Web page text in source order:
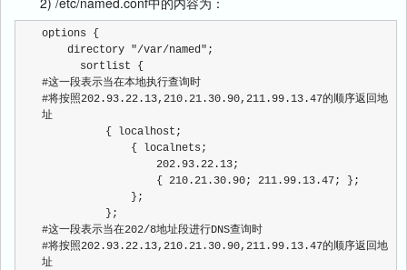
options {
    directory "/var/named";
      sortlist {
#这一段表示当在本地执行查询时
#将按照202.93.22.13,210.21.30.90,211.99.13.47的顺序返回地
址
          { localhost;
              { localnets;
                  202.93.22.13;
                  { 210.21.30.90; 211.99.13.47; };
              };
          };
#这一段表示当在202/8地址段进行DNS查询时
#将按照202.93.22.13,210.21.30.90,211.99.13.47的顺序返回地
址